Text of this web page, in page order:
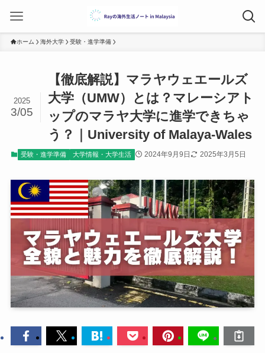
ホーム 海外大学 受験・進学準備
【徹底解説】マラヤウェエールズ
大学（UMW）とは？マレーシアト
ップのマラヤ大学に進学できちゃ
う？｜University of Malaya-Wales
2025
3/05
受験・進学準備 大学情報・大学生活 2024年9月9日 2025年3月5日